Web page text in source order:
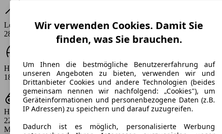
Leistung
281 PS
Höchstgeschwindigkeit (km/h)
180 km/h
Hubraum
2261 ccm
Modellbezeichnung:
Wir verwenden Cookies. Damit Sie
finden, was Sie brauchen.
Um Ihnen die bestmögliche Benutzererfahrung auf
unseren Angeboten zu bieten, verwenden wir und
Drittanbieter Cookies und andere Technologien (beides
gemeinsam nennen wir nachfolgend: „Cookies"), um
Geräteinformationen und personenbezogene Daten (z.B.
IP Adressen) zu speichern und darauf zuzugreifen.
Dadurch ist es möglich, personalisierte Werbung